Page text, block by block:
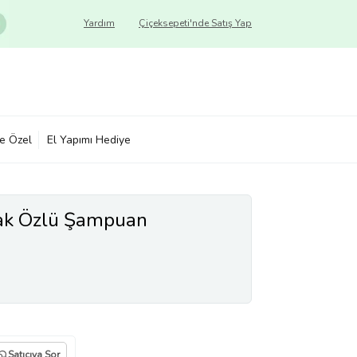
Çiçeksepeti'nde Satış Yap
Yardım
Özel El Yapımı Hediye
Özlü Şampuan